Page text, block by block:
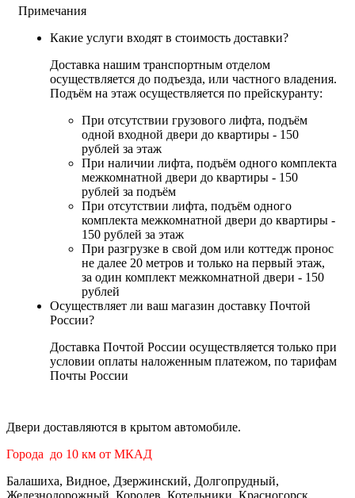
Примечания
Какие услуги входят в стоимость доставки?
Доставка нашим транспортным отделом
осуществляется до подъезда, или частного владения.
Подъём на этаж осуществляется по прейскуранту:
При отсутствии грузового лифта, подъём
одной входной двери до квартиры - 150
рублей за этаж
При наличии лифта, подъём одного комплекта
межкомнатной двери до квартиры - 150
рублей за подъём
При отсутствии лифта, подъём одного
комплекта межкомнатной двери до квартиры -
150 рублей за этаж
При разгрузке в свой дом или коттедж пронос
не далее 20 метров и только на первый этаж,
за один комплект межкомнатной двери - 150
рублей
Осуществляет ли ваш магазин доставку Почтой
России?
Доставка Почтой России осуществляется только при
условии оплаты наложенным платежом, по тарифам
Почты России
Двери доставляются в крытом автомобиле.
Города до 10 км от МКАД
Балашиха, Видное, Дзержинский, Долгопрудный,
Железнодорожный, Королев, Котельники, Красногорск,